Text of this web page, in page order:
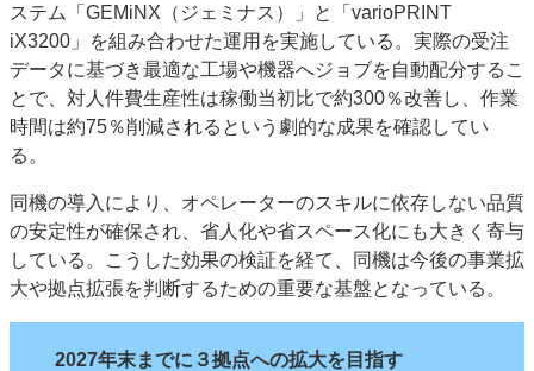
ステム「GEMiNX（ジェミナス）」と「varioPRINT
iX3200」を組み合わせた運用を実施している。実際の受注
データに基づき最適な工場や機器へジョブを自動配分するこ
とで、対人件費生産性は稼働当初比で約300％改善し、作業
時間は約75％削減されるという劇的な成果を確認してい
る。
同機の導入により、オペレーターのスキルに依存しない品質
の安定性が確保され、省人化や省スペース化にも大きく寄与
している。こうした効果の検証を経て、同機は今後の事業拡
大や拠点拡張を判断するための重要な基盤となっている。
2027年末までに３拠点への拡大を目指す